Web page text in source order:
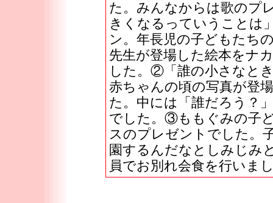
た。みんなからは歌のプ
きくなるっていうことは
ン。年長児の子どもたち
先生が登場した絵本をナ
した。②「誰の小さなと
赤ちゃんの頃の写真が登
た。中には「誰だろう？
でした。③ももぐみの子
スのプレゼントでした。
園するんだなとしみじみ
員でお別れ会食を行いま